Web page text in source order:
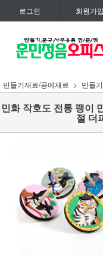
로그인 회원가입
만들기재료/공예재료 만들
민화 작호도 전통 팽이
절 더